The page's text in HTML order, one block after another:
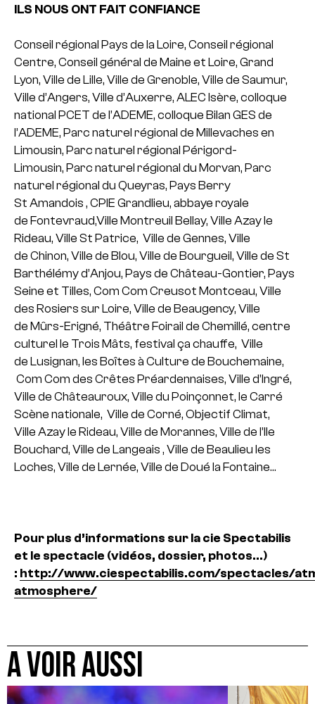
ILS NOUS ONT FAIT CONFIANCE
Conseil régional Pays de la Loire, Conseil régional
Centre, Conseil général de Maine et Loire, Grand
Lyon, Ville de Lille, Ville de Grenoble, Ville de Saumur,
Ville d’Angers, Ville d’Auxerre, ALEC Isère, colloque
national PCET de l’ADEME, colloque Bilan GES de
l’ADEME, Parc naturel régional de Millevaches en
Limousin, Parc naturel régional Périgord-
Limousin, Parc naturel régional du Morvan, Parc
naturel régional du Queyras, Pays Berry
St Amandois , CPIE Grandlieu, abbaye royale
de Fontevraud,Ville Montreuil Bellay, Ville Azay le
Rideau, Ville St Patrice, Ville de Gennes, Ville
de Chinon, Ville de Blou, Ville de Bourgueil, Ville de St
Barthélémy d’Anjou, Pays de Château-Gontier, Pays
Seine et Tilles, Com Com Creusot Montceau, Ville
des Rosiers sur Loire, Ville de Beaugency, Ville
de Mûrs-Erigné, Théâtre Foirail de Chemillé, centre
culturel le Trois Mâts, festival ça chauffe, Ville
de Lusignan, les Boîtes à Culture de Bouchemaine,
Com Com des Crêtes Préardennaises, Ville d’Ingré,
Ville de Châteauroux, Ville du Poinçonnet, le Carré
Scène nationale, Ville de Corné, Objectif Climat,
Ville Azay le Rideau, Ville de Morannes, Ville de l’Ile
Bouchard, Ville de Langeais , Ville de Beaulieu les
Loches, Ville de Lernée, Ville de Doué la Fontaine…
Pour plus d’informations sur la cie Spectabilis
et le spectacle (vidéos, dossier, photos…)
: http://www.ciespectabilis.com/spectacles/
atmosphere/
A VOIR AUSSI